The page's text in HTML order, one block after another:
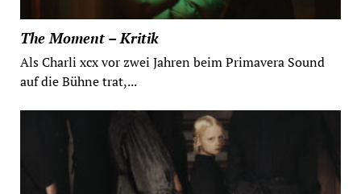
The Moment – Kritik
Als Charli xcx vor zwei Jahren beim Primavera Sound
auf die Bühne trat,...